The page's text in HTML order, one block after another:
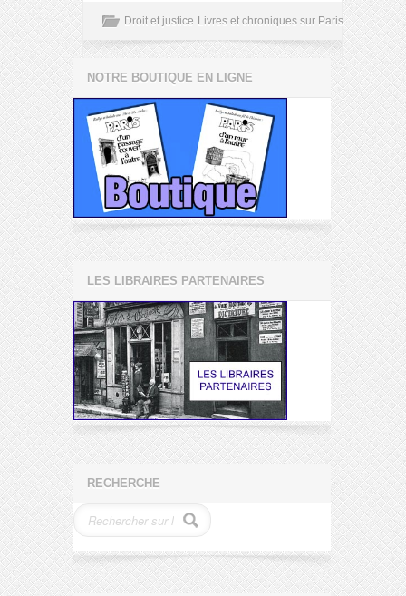
Droit et justice Livres et chroniques sur Paris
NOTRE BOUTIQUE EN LIGNE
LES LIBRAIRES PARTENAIRES
RECHERCHE